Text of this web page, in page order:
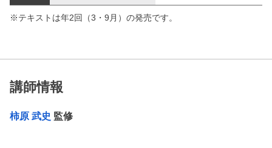
※テキストは年2回（3・9月）の発売です。
講師情報
柿原 武史 監修